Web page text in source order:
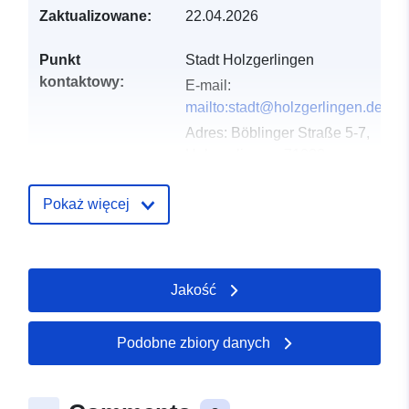
Zaktualizowane: 22.04.2026
Punkt
kontaktowy:
Stadt Holzgerlingen
E-mail:
mailto:stadt@holzgerlingen.de
Adres: Böblinger Straße 5-7,
Zapis katalogu: Dodany do data.europa.eu: 02
May 2026
Zaktualizowano dane.europa.eu:
25 July 2026
Pokaż więcej
Jakość
Podobne zbiory danych